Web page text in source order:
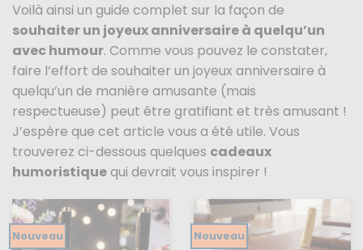
Voilà ainsi un guide complet sur la façon de
souhaiter un joyeux anniversaire à quelqu’un
avec humour. Comme vous pouvez le constater,
faire l’effort de souhaiter un joyeux anniversaire à
quelqu’un de manière amusante (mais
respectueuse) peut être gratifiant et très amusant !
J’espère que cet article vous a été utile. Vous
trouverez ci-dessous quelques cadeaux
humoristiquequi devrait vous inspirer !
Nouveau Nouveau